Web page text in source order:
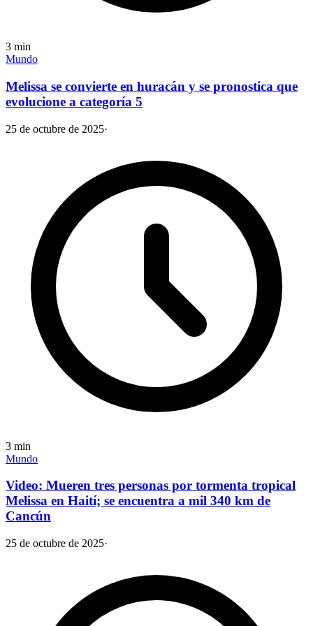
3 min
Mundo
Melissa se convierte en huracán y se pronostica que
evolucione a categoría 5
25 de octubre de 2025·
3 min
Mundo
Video: Mueren tres personas por tormenta tropical
Melissa en Haití; se encuentra a mil 340 km de
Cancún
25 de octubre de 2025·